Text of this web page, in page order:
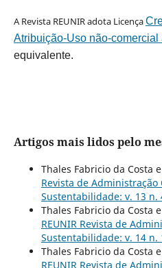
A Revista REUNIR adota Licença
Atribuição-Uso não-
equivalente.
Artigos mais lidos pelo
Thales Fabricio da Costa
Revista de
Sustentabilidade: v. 13 n.
Thales Fabricio da Costa
REUNIR Revista de
Sustentabilidade: v. 14 n.
Thales Fabricio da Costa
REUNIR Revista de